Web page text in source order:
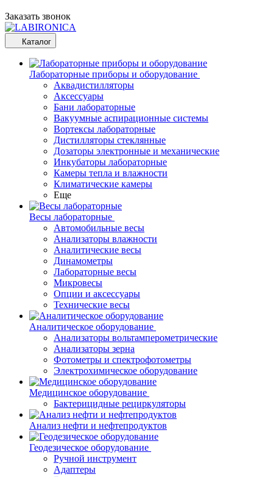
Заказать звонок
Каталог
Лабораторные приборы и оборудование
Аквадистилляторы
Аксессуары
Бани лабораторные
Вакуумные аспирационные системы
Вортексы лабораторные
Дистилляторы стеклянные
Дозаторы электронные и механические
Инкубаторы лабораторные
Камеры тепла и влажности
Климатические камеры
Еще
Весы лабораторные
Автомобильные весы
Анализаторы влажности
Аналитические весы
Динамометры
Лабораторные весы
Микровесы
Опции и аксессуары
Технические весы
Аналитическое оборудование
Анализаторы вольтамперометрические
Анализаторы зерна
Фотометры и спектрофотометры
Электрохимическое оборудование
Медицинское оборудование
Бактерицидные рециркуляторы
Анализ нефти и нефтепродуктов
Геодезическое оборудование
Ручной инструмент
Адаптеры